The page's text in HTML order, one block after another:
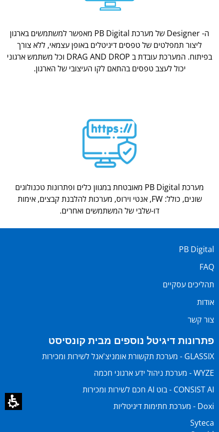
ה- Designer של מערכת PB Digital מאפשר למשתמשים בארגון
ליצור תמפלטים של טפסים דיגיטלים באופן עצמאי, ללא צורך
בפיתוח. המערכת עובדת ב DRAG AND DROP וכל משתמש ארגוני
יכול לעצב טפסים בהתאם לקו העיצובי של הארגון.
מערכת PB Digital מאובטחת במגוון כלים ופתרונות טכנולוגים
שונים, כולל: FW, אנטי וירוס, מערכות להלבנת קבצים, אימות
דו-שלבי של המשתמשים ואחרים.
PB Digital
FAQ
תהליכים עסקיים
אודות
צור קשר
פתרונות דיגיטל נוספים מבית קונסיסט
GLASSIX - מערכת תקשורת אומניצ'אנל לשירות ומכירות
WYZE - מערכת ניהול ידע ארגוני חכמה
CONSIST AI - בוט AI חכם לשירות ומכירות
Doxi - מערכת חתימות דיגיטליות
Syteca